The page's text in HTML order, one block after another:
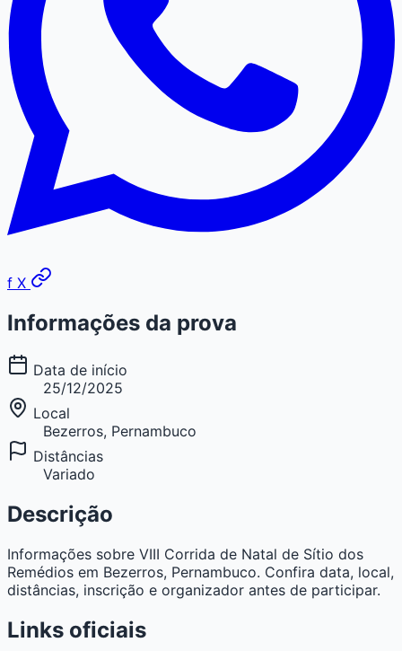
f X
Informações da prova
Data de início
25/12/2025
Local
Bezerros, Pernambuco
Distâncias
Variado
Descrição
Informações sobre VIII Corrida de Natal de Sítio dos
Remédios em Bezerros, Pernambuco. Confira data, local,
distâncias, inscrição e organizador antes de participar.
Links oficiais